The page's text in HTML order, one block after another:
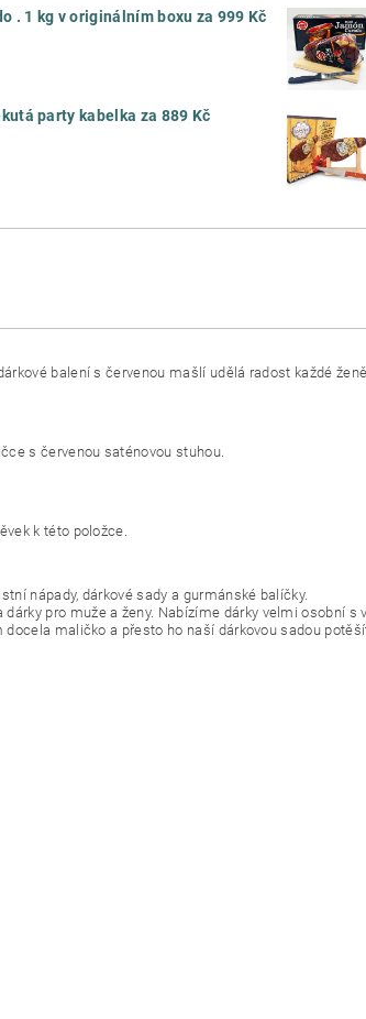
. 1 kg v originálním boxu za 999 Kč
party kabelka za 889 Kč
balení s červenou mašlí udělá radost každé
s červenou saténovou stuhou.
k této položce.
nápady, dárkové sady a gurmánské balíčky.
pro muže a ženy. Nabízíme dárky velmi osobní s
docela maličko a přesto ho naší dárkovou sadou